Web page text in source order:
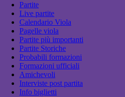
Partite
Live partite
Calendario Viola
Pagelle viola
Partite più importanti
Partite Storiche
Probabili formazioni
Formazioni ufficiali
Amichevoli
Interviste post partita
Info biglietti